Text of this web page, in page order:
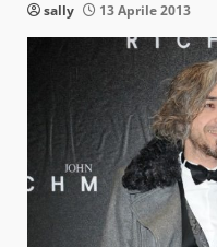
sally 13 Aprile 2013